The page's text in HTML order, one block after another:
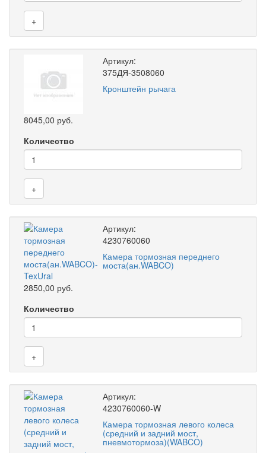
+
Артикул:
375ДЯ-3508060
Кронштейн рычага
8045,00 руб.
Количество
+
Артикул:
4230760060
Камера тормозная переднего
моста(ан.WABCO)
2850,00 руб.
Количество
+
Артикул:
4230760060-W
Камера тормозная левого колеса
(средний и задний мост,
пневмотормоза)(WABCO)